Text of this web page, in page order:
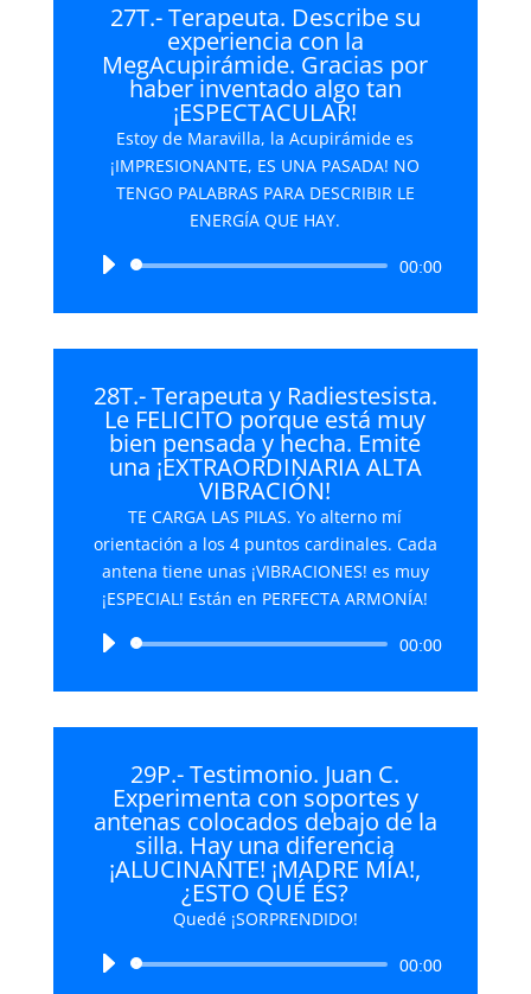
27T.- Terapeuta. Describe su
experiencia con la
MegAcupirámide. Gracias por
haber inventado algo tan
¡ESPECTACULAR!
Estoy de Maravilla, la Acupirámide es
¡IMPRESIONANTE, ES UNA PASADA! NO
TENGO PALABRAS PARA DESCRIBIR LE
ENERGÍA QUE HAY.
Reproductor
audio
00:00
28T.- Terapeuta y Radiestesista.
Le FELICITO porque está muy
bien pensada y hecha. Emite
una ¡EXTRAORDINARIA ALTA
VIBRACIÓN!
TE CARGA LAS PILAS. Yo alterno mí
orientación a los 4 puntos cardinales. Cada
antena tiene unas ¡VIBRACIONES! es muy
¡ESPECIAL! Están en PERFECTA ARMONÍA!
Reproductor
audio
00:00
29P.- Testimonio. Juan C.
Experimenta con soportes y
antenas colocados debajo de la
silla. Hay una diferencia
¡ALUCINANTE! ¡MADRE MÍA!,
¿ESTO QUÉ ÉS?
Quedé ¡SORPRENDIDO!
Reproductor
00:00